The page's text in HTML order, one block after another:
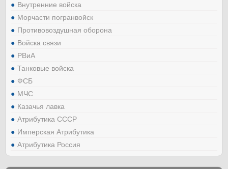
Внутренние войска
Морчасти погранвойск
Противовоздушная оборона
Войска связи
РВиА
Танковые войска
ФСБ
МЧС
Казачья лавка
Атрибутика СССР
Имперская Атрибутика
Атрибутика Россия